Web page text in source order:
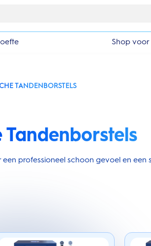
Shop voor
TANDENBORSTELS
Tandenborstels
professioneel schoon gevoel en een